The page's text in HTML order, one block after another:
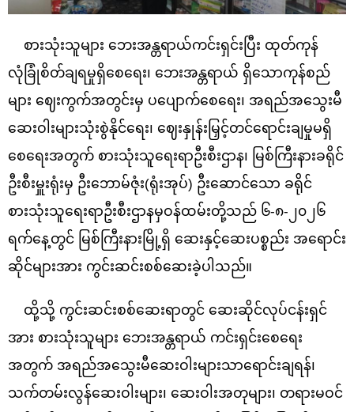
စားသုံးသူများ ဘေးအန္တရာယ်ကင်းရှင်းပြီး ထုတ်ကုန်
လုံခြုံစိတ်ချရမှုရှိစေရေး၊ ဘေးအန္တရာယ် ရှိသောကုန်စည်
များ ဈေးကွက်အတွင်းမှ ပပျောက်စေရေး၊ အရည်အသွေးမီ
ဆေးဝါးများသုံးစွဲနိုင်ရေး၊ ဈေးနှုန်းမြှင့်တင်‌ရောင်းချမှုမရှိ
စေရေးအတွက် စားသုံးသူ‌ရေးရာဦးစီးဌာန၊ မြစ်ကြီးနားခရိုင်
ဦးစီးမှူးရုံးမှ ဦးဘောမ်ဇုံး(ရုံးအုပ်) ဦးဆောင်သော ခရိုင်
စားသုံးသူရေးရာဦးစီးဌာနမှဝန်ထမ်းတို့သည် ၆-၈-၂၀၂၆
ရက်နေ့တွင် မြစ်ကြီးနားမြို့ရှိ ဆေးနှင့်ဆေးပစ္စည်း အရောင်း
ဆိုင်များအား ကွင်းဆင်းစစ်ဆေးခဲ့ပါသည်။
ထို့သို့ ကွင်းဆင်းစစ်ဆေးရာတွင် ဆေးဆိုင်လုပ်ငန်းရှင်
အား စားသုံးသူများ ဘေးအန္တရာယ် ကင်းရှင်းစေရေး
အတွက် အရည်အသွေးမီဆေးဝါးများသာရောင်းချရန်၊
သက်တမ်းလွန်ဆေးဝါးများ၊ ဆေးဝါးအတုများ၊ တရားမဝင်